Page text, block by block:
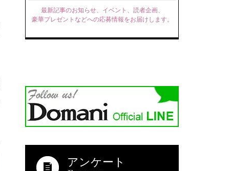
最新記事のお知らせ、イベント、読者企画、
豪華プレゼントなどへの応募情報をお届けします。
アンケート